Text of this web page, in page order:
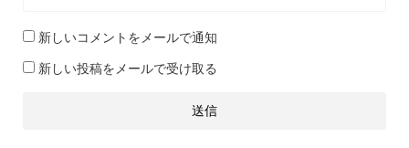
新しいコメントをメールで通知
新しい投稿をメールで受け取る